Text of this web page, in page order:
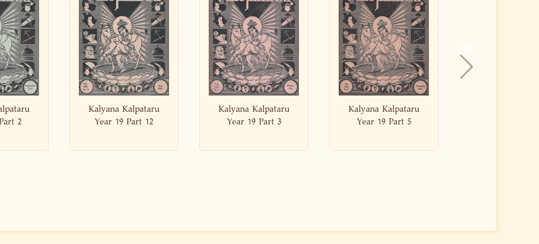
12
Kalyana Kalpataru
Year 19 Part 3
Kalyana Kalpataru
Year 19 Part 5
Kalyana Kalpataru
Year 19 Part 4